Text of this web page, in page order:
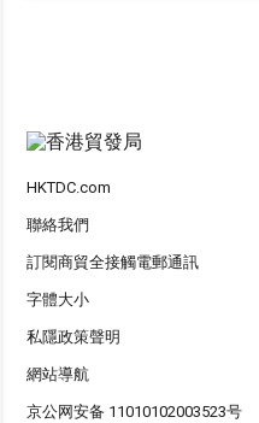
HKTDC.com
聯絡我們
訂閱商貿全接觸電郵通訊
字體大小
私隱政策聲明
網站導航
京公网安备 11010102003523号